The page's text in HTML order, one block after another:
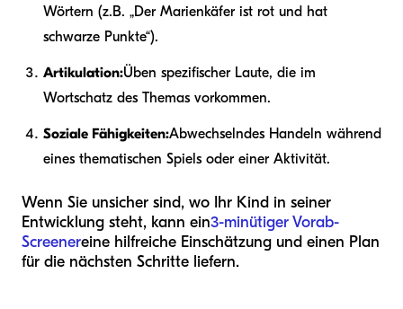
Wörtern (z.B. „Der Marienkäfer ist rot und hat
schwarze Punkte“).
Artikulation:Üben spezifischer Laute, die im
Wortschatz des Themas vorkommen.
Soziale Fähigkeiten:Abwechselndes Handeln während
eines thematischen Spiels oder einer Aktivität.
Wenn Sie unsicher sind, wo Ihr Kind in seiner
Entwicklung steht, kann ein3-minütiger Vorab-
Screenereine hilfreiche Einschätzung und einen Plan
für die nächsten Schritte liefern.